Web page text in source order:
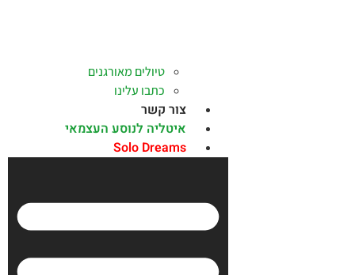
טיולים מאורגנים
כתבו עלינו
צור קשר
איטליה לנוסע העצמאי
Solo Dreams